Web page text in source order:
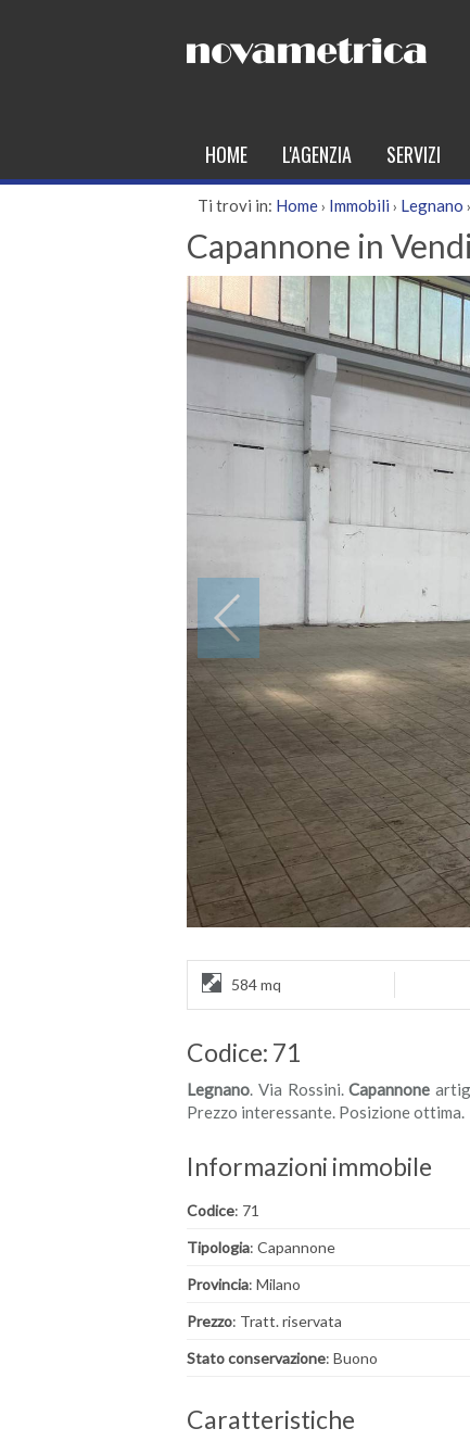
HOME L'AGENZIA SERVIZI
Ti trovi in: Home› Immobili › Legnano ›
Capannone in
584 mq
Codice: 71
Legnano. Via Rossini.Capannone
Prezzo interessante. Posizione ottima.
Informazioni immobile
Codice: 71
Tipologia: Capannone
Provincia: Milano
Prezzo: Tratt. riservata
Stato conservazione: Buono
Caratteristiche